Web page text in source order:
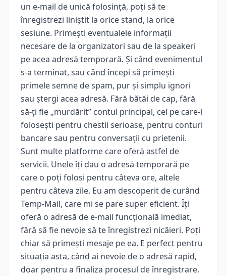
un e-mail de unică folosință, poți să te
înregistrezi liniștit la orice stand, la orice
sesiune. Primești eventualele informații
necesare de la organizatori sau de la speakeri
pe acea adresă temporară. Și când evenimentul
s-a terminat, sau când începi să primești
primele semne de spam, pur și simplu ignori
sau ștergi acea adresă. Fără bătăi de cap, fără
să-ți fie „murdărit” contul principal, cel pe care-l
folosești pentru chestii serioase, pentru conturi
bancare sau pentru conversații cu prietenii.
Sunt multe platforme care oferă astfel de
servicii. Unele îți dau o adresă temporară pe
care o poți folosi pentru câteva ore, altele
pentru câteva zile. Eu am descoperit de curând
Temp-Mail, care mi se pare super eficient. Îți
oferă o adresă de e-mail funcțională imediat,
fără să fie nevoie să te înregistrezi nicăieri. Poți
chiar să primești mesaje pe ea. E perfect pentru
situația asta, când ai nevoie de o adresă rapid,
doar pentru a finaliza procesul de înregistrare.